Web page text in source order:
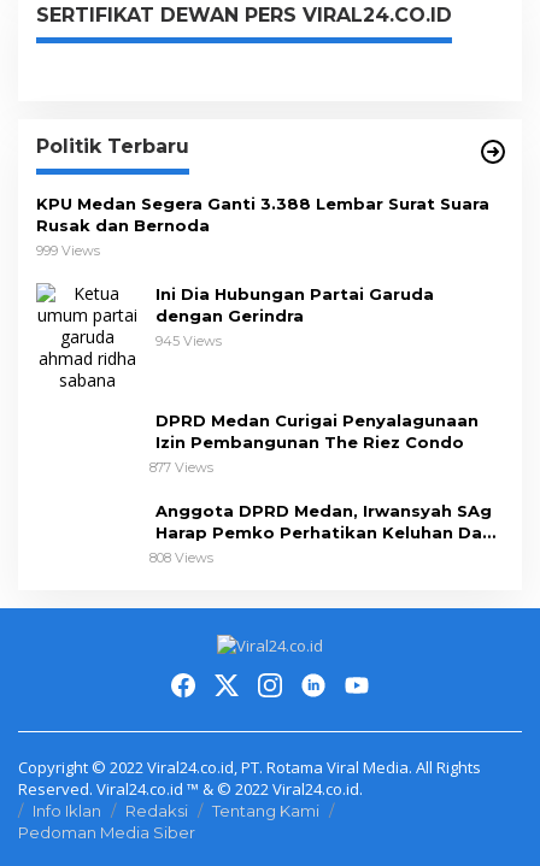
SERTIFIKAT DEWAN PERS VIRAL24.CO.ID
Politik Terbaru
KPU Medan Segera Ganti 3.388 Lembar Surat Suara
Rusak dan Bernoda
999 Views
Ini Dia Hubungan Partai Garuda
dengan Gerindra
945 Views
DPRD Medan Curigai Penyalagunaan
Izin Pembangunan The Riez Condo
877 Views
Anggota DPRD Medan, Irwansyah SAg
Harap Pemko Perhatikan Keluhan Dapil
III
808 Views
Copyright © 2022 Viral24.co.id, PT. Rotama Viral Media. All Rights
Reserved. Viral24.co.id ™ & © 2022 Viral24.co.id.
Info Iklan Redaksi
Tentang Kami
Pedoman Media Siber